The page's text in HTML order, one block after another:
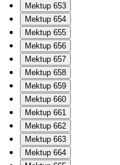
Mektup 653
Mektup 654
Mektup 655
Mektup 656
Mektup 657
Mektup 658
Mektup 659
Mektup 660
Mektup 661
Mektup 662
Mektup 663
Mektup 664